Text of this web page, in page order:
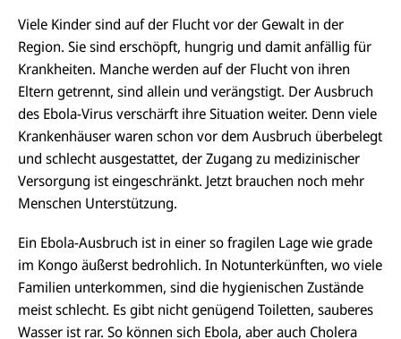
Viele Kinder sind auf der Flucht vor der Gewalt in der
Region. Sie sind erschöpft, hungrig und damit anfällig für
Krankheiten. Manche werden auf der Flucht von ihren
Eltern getrennt, sind allein und verängstigt. Der Ausbruch
des Ebola-Virus verschärft ihre Situation weiter. Denn viele
Krankenhäuser waren schon vor dem Ausbruch überbelegt
und schlecht ausgestattet, der Zugang zu medizinischer
Versorgung ist eingeschränkt. Jetzt brauchen noch mehr
Menschen Unterstützung.
Ein Ebola-Ausbruch ist in einer so fragilen Lage wie grade
im Kongo äußerst bedrohlich. In Notunterkünften, wo viele
Familien unterkommen, sind die hygienischen Zustände
meist schlecht. Es gibt nicht genügend Toiletten, sauberes
Wasser ist rar. So können sich Ebola, aber auch Cholera